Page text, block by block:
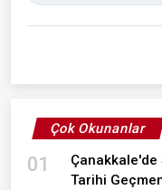
Çok Okunanlar
01
Çanakkale'de
Tarihi